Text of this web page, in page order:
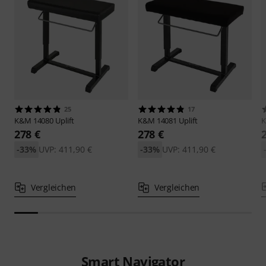
25
K&M 14080 Uplift
278 €
UVP: 411,90 €
-33%
Vergleichen
17
K&M 14081 Uplift
278 €
UVP: 411,90 €
-33%
Vergleichen
Smart Navigator